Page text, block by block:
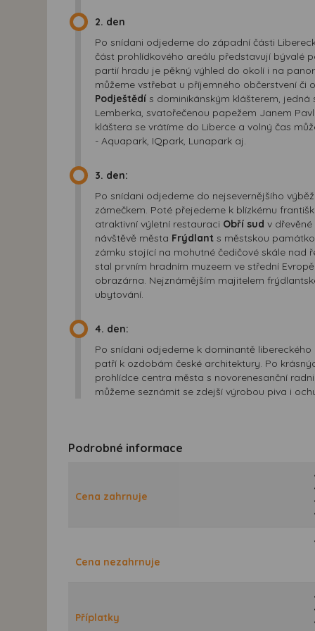
2. den
Po snídani odjedeme do západní části
část prohlídkového areálu představují bývalé
partií hradu je pěkný výhled do okolí i na
můžeme vstřebat u příjemného občerstvení či
Podještědí s dominikánským klášterem, jedná
Lemberka, svatořečenou papežem Janem
kláštera se vrátíme do Liberce a volný čas
- Aquapark, IQpark, Lunapark aj.
3. den:
Po snídani odjedeme do nejsevernějšího
zámečkem. Poté přejedeme k blízkému
atraktivní výletní restauraci Obří sud v
návštěvě města Frýdlant s městskou
zámku stojící na mohutné čedičové skále nad
stal prvním hradním muzeem ve střední
obrazárna. Nejznámějším majitelem
ubytování.
4. den:
Po snídani odjedeme k dominantě
patří k ozdobám české architektury. Po
prohlídce centra města s novorenesanční
můžeme seznámit se zdejší výrobou piva i
Podrobné informace
Cena zahrnuje
Cena nezahrnuje
Příplatky